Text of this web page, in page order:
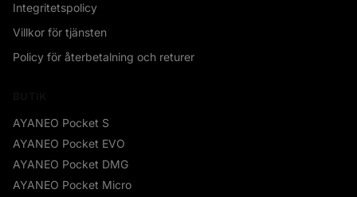
Integritetspolicy
Villkor för tjänsten
Policy för återbetalning och returer
AYANEO Pocket S
AYANEO Pocket EVO
AYANEO Pocket DMG
AYANEO Pocket Micro